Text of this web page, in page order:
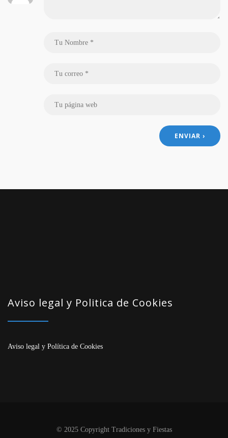
Aviso legal y Politica de Cookies
Aviso legal y Política de Cookies
© 2025 Copyright Tradiciones y Fiestas